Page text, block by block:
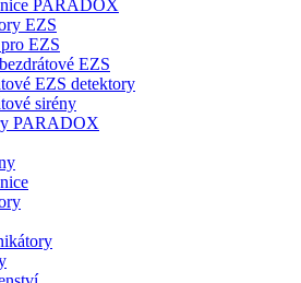
PARADOX
EZS
EZS
EZS
EZS detektory
sirény
PARADOX